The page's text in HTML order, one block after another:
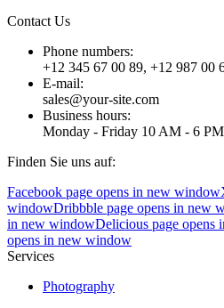
Contact Us
Phone numbers:
+12 345 67 00 89, +12 987 00
E-mail:
sales@your-site.com
Business hours:
Monday - Friday 10 AM - 6 PM
Finden Sie uns auf:
Facebook page opens in new window
windowDribbble page opens in new
in new windowDelicious page opens
opens in new window
Services
Photography